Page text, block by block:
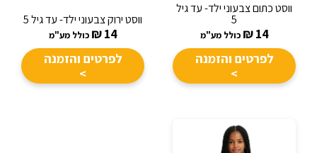
ווסט כתום צבעוני ילד- עד גיל
5
14
₪ כולל מע"מ
לפרטים והזמנה
>
ווסט ירוק צבעוני ילד- עד גיל 5
14
₪ כולל מע"מ
לפרטים והזמנה
>